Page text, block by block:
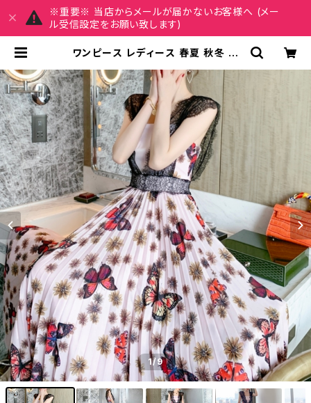
※重要※ 当店からメールが届かないお客様へ (メー
ル受信設定をお願い致します)
ワンピース レディース 春夏 秋冬 春
ドレス 花柄ワンピース マキシワンピ
ース ワンピースドレス フラワー ロン
グ丈ワンピ ドレスワンピース プリー
ツワンピース ロングワンピース ノー
スリーブ エレガント ピンク お呼ばれ
結婚式 パーティードレス ノースリー
ブワンピース 大人 カジュアル 10代 2
0代 30代 40代 C-OSS0068 | R
EIRSE レイルセ 20代,30代,40代
レディースファッション 通販
1/9